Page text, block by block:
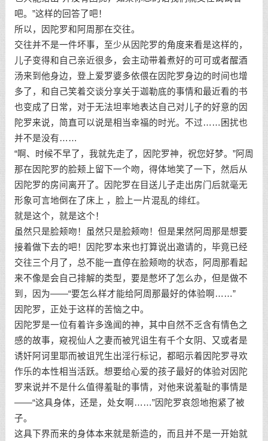
吧。”这样的回答了吧！
所以，因陀罗和阿周那在交往。
交往并不是一件坏事，至少从因陀罗的角度来看是这样的，
儿子变得和自己亲近很多，会主动带着煮好的可可或者醒酒
汤来到他身边，登上爱罗婆多依偎在因陀罗身边的时间也增
多了，和自己笑着交谈分享关于迦勒底的事情和最近看的书
也变成了日常，对于无法坦率地表达自己对儿子的好意的因
陀罗来说，简直可以说是相当幸福的时光。不过……困扰也
并不是没有……
“啊、时候不早了，我就先走了，因陀罗神，祝您好梦。”阿周
那在因陀罗的脸颊上留下一个吻，得体地笑了一下，然后从
因陀罗的房间离开了。因陀罗在目送儿子走出房门后就毫无
形象可言地倒在了床上 ，脸上一片混乱的绯红。
就是这个，就是这个！
虽然只是脸颊吻！虽然只是脸颊吻！但是果然阿周那是想要
接着做下去的吧！因陀罗本来也打算说出邀请的，毕竟已经
交往三个月了，总不能一直停在脸颊吻的状态，阿周那看起
来不像是会自己排解的类型，要是憋坏了怎么办，但是做不
到，因为——“要怎么样才能给阿周那最好的体验啊……”
因陀罗，正处于这样的苦恼之中。
因陀罗是一位有着许多逸闻的神，其中自然不乏含有情色之
感的故事，窥视仙人之妻而被咒诅生有千个女阴、又或者是
诱奸阿诃里耶而被诅咒生出淫行标记，都昭示着因陀罗寻欢
作乐的本性相当活跃。想要给心爱的孩子最好的体验对因陀
罗来说并不是什么值得羞耻的事情，对他来说羞耻的事情是
——“这具身体，还是，处女啊……”因陀罗哀怨地抱紧了被
子。
这具下界而来的身体本来就是新造的，而且并不是一开始就